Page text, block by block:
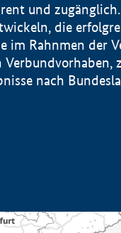
und
die
Rahnmen der
nach